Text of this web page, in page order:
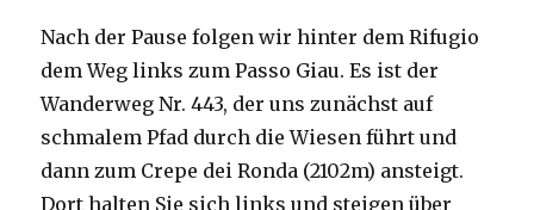
Nach der Pause folgen wir hinter dem Rifugio
dem Weg links zum Passo Giau. Es ist der
Wanderweg Nr. 443, der uns zunächst auf
schmalem Pfad durch die Wiesen führt und
dann zum Crepe dei Ronda (2102m) ansteigt.
Dort halten Sie sich links und steigen über